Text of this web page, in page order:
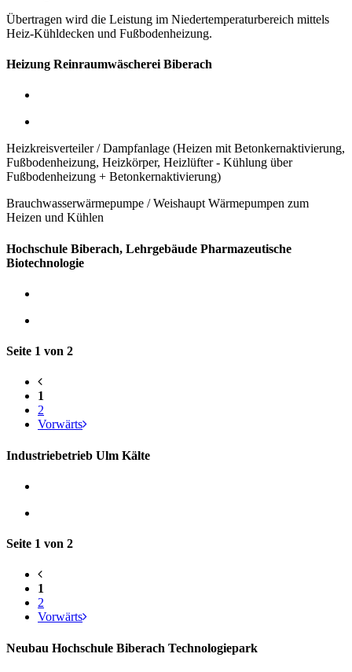
Übertragen wird die Leistung im Niedertemperaturbereich mittels
Heiz-Kühldecken und Fußbodenheizung.
Heizung Reinraumwäscherei Biberach
Heizkreisverteiler / Dampfanlage (Heizen mit Betonkernaktivierung,
Fußbodenheizung, Heizkörper, Heizlüfter - Kühlung über
Fußbodenheizung + Betonkernaktivierung)
Brauchwasserwärmepumpe / Weishaupt Wärmepumpen zum
Heizen und Kühlen
Hochschule Biberach, Lehrgebäude Pharmazeutische
Biotechnologie
Seite 1 von 2
1
2
Vorwärts
Industriebetrieb Ulm Kälte
Seite 1 von 2
1
2
Vorwärts
Neubau Hochschule Biberach Technologiepark